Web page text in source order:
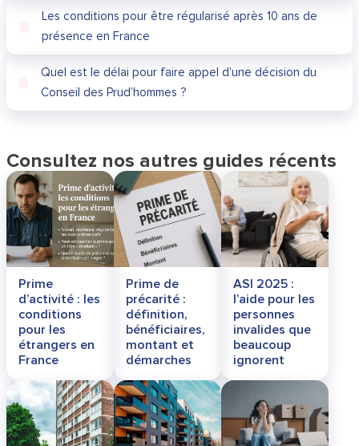
Les conditions pour être régularisé après 10 ans de
présence en France
Quel est le délai pour faire appel d’une décision du
Conseil des Prud’hommes ?
Consultez nos autres guides récents
Prime
d’activité : les
conditions
pour les
étrangers en
France
Prime de
précarité :
définition,
bénéficiaires,
montant et
démarches
ASI 2025 :
l’aide pour les
personnes
invalides que
beaucoup
ignorent